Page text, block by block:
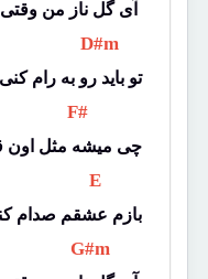
D#m
تو باید رو به رام کنی
F#
چی میشه مثل اون
E
بازم عشقم صدام
G#m